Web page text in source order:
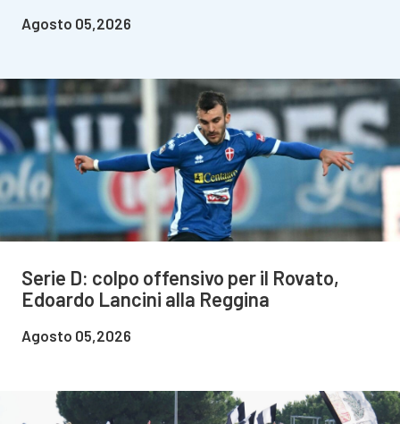
Agosto 05,2026
Serie D: colpo offensivo per il Rovato,
Edoardo Lancini alla Reggina
Agosto 05,2026